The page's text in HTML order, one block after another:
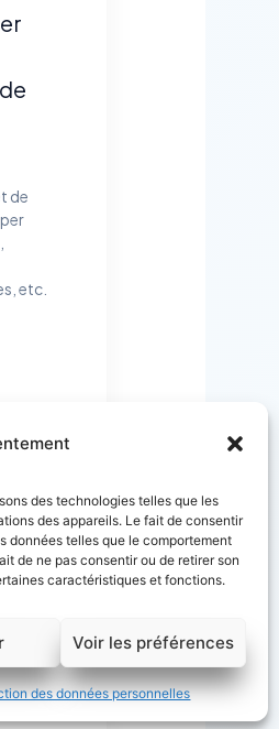
des technologies telles que les
des appareils. Le fait de consentir
données telles que le comportement
de ne pas consentir ou de retirer son
caractéristiques et fonctions.
Voir les préférences
des données personnelles
de
etc.
: